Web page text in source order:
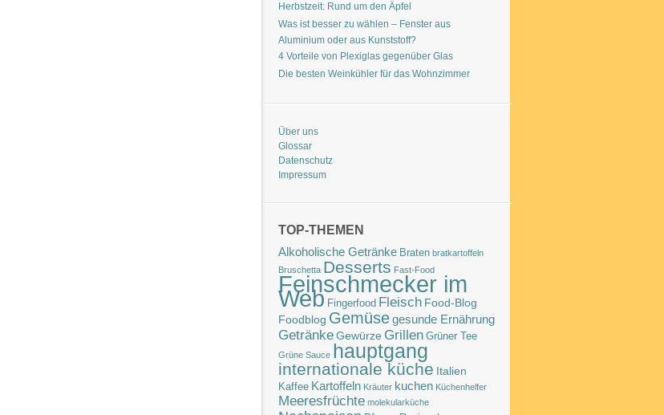
Herbstzeit: Rund um den Äpfel
Was ist besser zu wählen – Fenster aus
Aluminium oder aus Kunststoff?
4 Vorteile von Plexiglas gegenüber Glas
Die besten Weinkühler für das Wohnzimmer
Über uns
Glossar
Datenschutz
Impressum
TOP-THEMEN
Alkoholische Getränke Braten bratkartoffeln
Bruschetta Desserts Fast-Food
Feinschmecker im
Web Fingerfood Fleisch Food-Blog
Foodblog Gemüsegesunde Ernährung
GetränkeGewürze Grillen Grüner Tee
Grüne Sauce hauptgang
internationale küche Italien
Kaffee Kartoffeln Kräuter kuchen Küchenhelfer
Meeresfrüchte molekularküche